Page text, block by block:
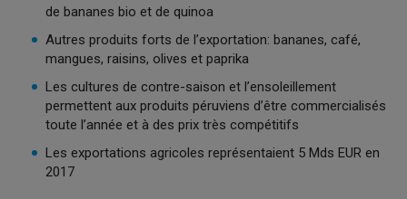
de bananes bio et de quinoa
Autres produits forts de l’exportation: bananes, café,
mangues, raisins, olives et paprika
Les cultures de contre-saison et l’ensoleillement
permettent aux produits péruviens d’être commercialisés
toute l’année et à des prix très compétitifs
Les exportations agricoles représentaient 5 Mds EUR en
2017